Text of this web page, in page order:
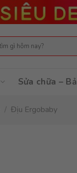
Sửa chữa –
/ Địu Ergobaby